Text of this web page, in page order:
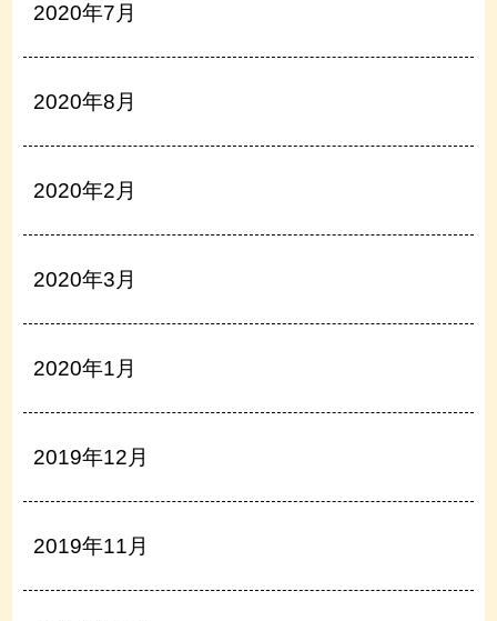
2020年7月
2020年8月
2020年2月
2020年3月
2020年1月
2019年12月
2019年11月